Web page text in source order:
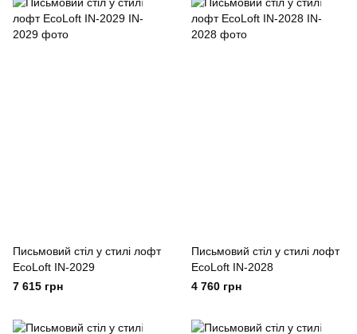
Письмовий стіл у стилі лофт
EcoLoft IN-2029
7 615 грн
Письмовий стіл у стилі лофт
EcoLoft IN-2028
4 760 грн